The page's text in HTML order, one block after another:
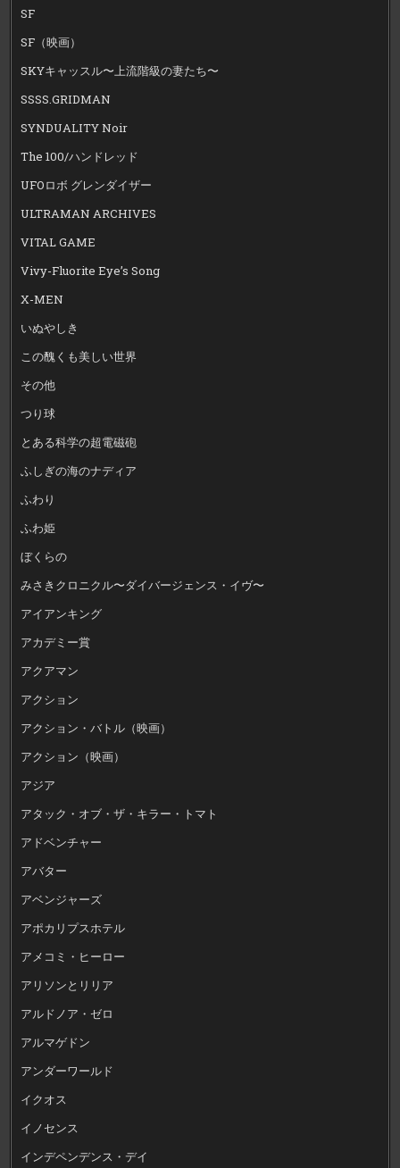
SF
SF（映画）
SKYキャッスル〜上流階級の妻たち〜
SSSS.GRIDMAN
SYNDUALITY Noir
The 100/ハンドレッド
UFOロボ グレンダイザー
ULTRAMAN ARCHIVES
VITAL GAME
Vivy-Fluorite Eye’s Song
X-MEN
いぬやしき
この醜くも美しい世界
その他
つり球
とある科学の超電磁砲
ふしぎの海のナディア
ふわり
ふわ姫
ぼくらの
みさきクロニクル〜ダイバージェンス・イヴ〜
アイアンキング
アカデミー賞
アクアマン
アクション
アクション・バトル（映画）
アクション（映画）
アジア
アタック・オブ・ザ・キラー・トマト
アドベンチャー
アバター
アベンジャーズ
アポカリプスホテル
アメコミ・ヒーロー
アリソンとリリア
アルドノア・ゼロ
アルマゲドン
アンダーワールド
イクオス
イノセンス
インデペンデンス・デイ